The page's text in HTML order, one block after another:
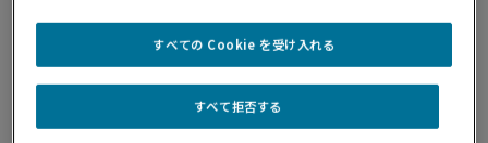
フォース10ブレスレット
カスタマイズ
すべて拒否する
すべての Cookie を受け入れる